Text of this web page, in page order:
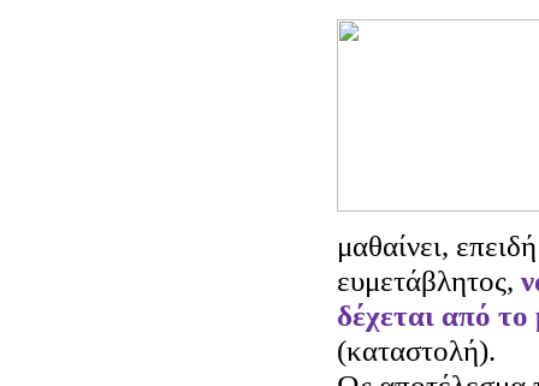
μαθαίνει,
ευμετάβλητος,
δέχεται από το
(καταστολή).